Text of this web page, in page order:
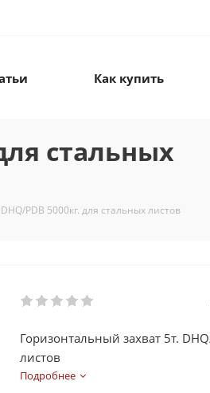
Как купить
стальных
PDB 5000кг. для стальных листов
Горизонтальный захват 5т.
листов
Подробнее